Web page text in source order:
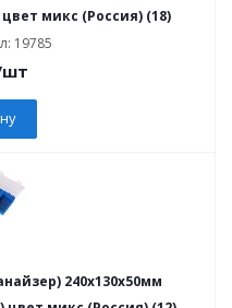
микс (Россия) (18)
19785
240х130х50мм